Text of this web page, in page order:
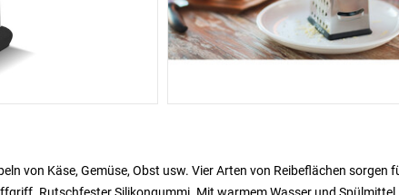
von Käse, Gemüse, Obst usw. Vier Arten von Reibeflächen sorgen